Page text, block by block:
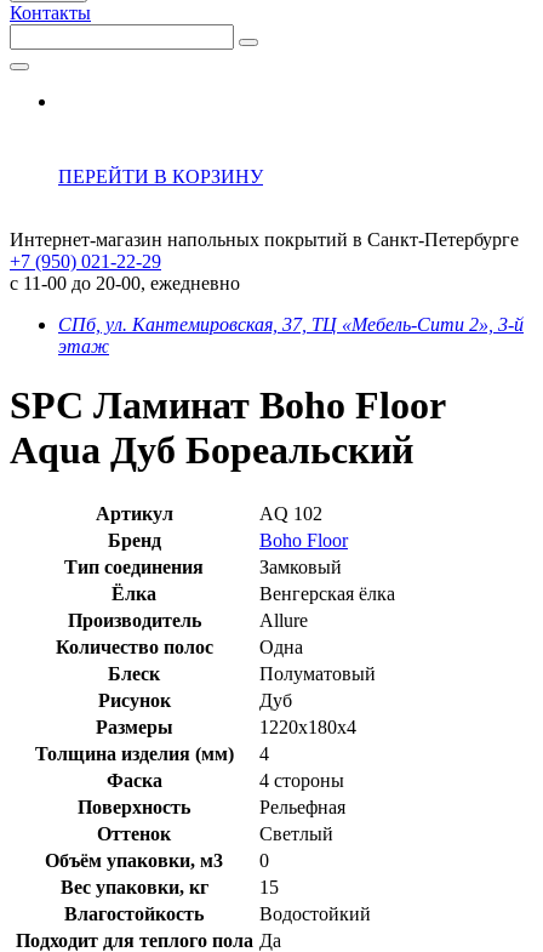
Контакты
ПЕРЕЙТИ В КОРЗИНУ
Интернет-магазин напольных покрытий в Санкт-Петербурге
+7 (950) 021-22-29
с 11-00 до 20-00, ежедневно
СПб, ул. Кантемировская, 37, ТЦ «Мебель-Сити 2», 3-й
этаж
SPC Ламинат Boho Floor
Aqua Дуб Бореальский
Артикул
AQ 102
Бренд
Boho Floor
Тип соединения
Замковый
Ёлка
Венгерская ёлка
Производитель
Allure
Количество полос
Одна
Блеск
Полуматовый
Рисунок
Дуб
Размеры
1220x180x4
Толщина изделия (мм)
4
Фаска
4 стороны
Поверхность
Рельефная
Оттенок
Светлый
Объём упаковки, м3
0
Вес упаковки, кг
15
Влагостойкость
Водостойкий
Подходит для теплого пола Да